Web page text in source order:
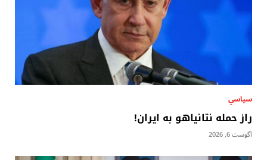
سياسي
راز حمله نتانیاهو به ایران!
آگوست 6, 2026